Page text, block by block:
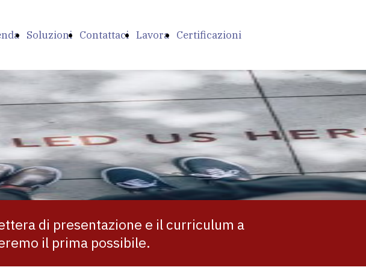
Soluzioni Contattaci Lavora
noi
Certificazioni
di presentazione e il curriculum a
il prima possibile.